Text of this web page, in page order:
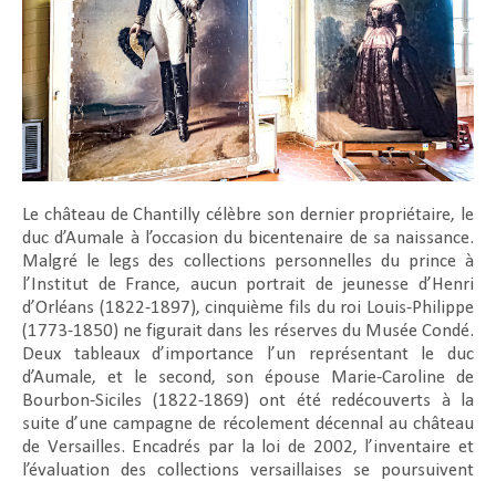
Le château de Chantilly célèbre son dernier propriétaire, le
duc d’Aumale à l’occasion du bicentenaire de sa naissance.
Malgré le legs des collections personnelles du prince à
l’Institut de France, aucun portrait de jeunesse d’Henri
d’Orléans (1822-1897), cinquième fils du roi Louis-Philippe
(1773-1850) ne figurait dans les réserves du Musée Condé.
Deux tableaux d’importance l’un représentant le duc
d’Aumale, et le second, son épouse Marie-Caroline de
Bourbon-Siciles (1822-1869) ont été redécouverts à la
suite d’une campagne de récolement décennal au château
de Versailles. Encadrés par la loi de 2002, l’inventaire et
l’évaluation des collections versaillaises se poursuivent